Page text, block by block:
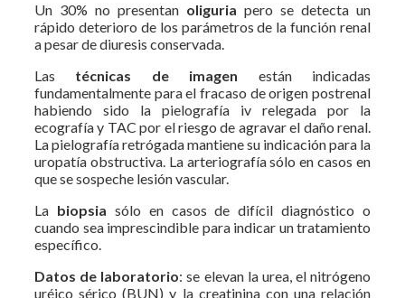
Un 30% no presentan oliguria pero se detecta un
rápido deterioro de los parámetros de la función renal
a pesar de diuresis conservada.
Las técnicas de imagen están indicadas
fundamentalmente para el fracaso de origen postrenal
habiendo sido la pielografía iv relegada por la
ecografía y TAC por el riesgo de agravar el daño renal.
La pielografía retrógada mantiene su indicación para la
uropatía obstructiva. La arteriografía sólo en casos en
que se sospeche lesión vascular.
La biopsia sólo en casos de difícil diagnóstico o
cuando sea imprescindible para indicar un tratamiento
específico.
Datos de laboratorio: se elevan la urea, el nitrógeno
uréico sérico (BUN) y la creatinina con una relación